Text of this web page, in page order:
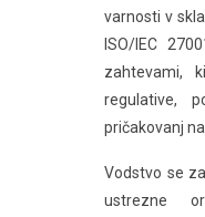
varnosti v
ISO/IEC
zahtevami,
regulative,
pričakovanj
Vodstvo se
ustrezne